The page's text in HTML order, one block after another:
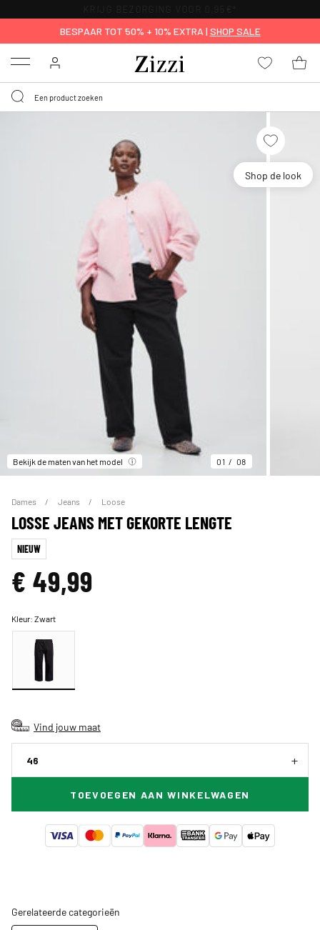
BESPAAR TOT 50% + 10% EXTRA | SHOP SALE
Menu
Shop de look
Bekijk de maten van het model 01 08
Dames Jeans Loose
LOSSE JEANS MET GEKORTE LENGTE
NIEUW
€ 49,99
Kleur:Zwart
Vind jouw maat
46
TOEVOEGEN AAN WINKELWAGEN
Gerelateerde categorieën